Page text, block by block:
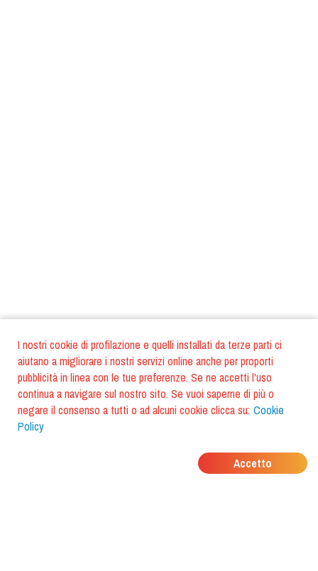
I nostri cookie di profilazione e quelli installati da terze parti ci
aiutano a migliorare i nostri servizi online anche per proporti
pubblicità in linea con le tue preferenze. Se ne accetti l'uso
continua a navigare sul nostro sito. Se vuoi saperne di più o
negare il consenso a tutti o ad alcuni cookie clicca su: Cookie
Policy
Accetto
DOVE MANGIANO I
TUOI AMICI?